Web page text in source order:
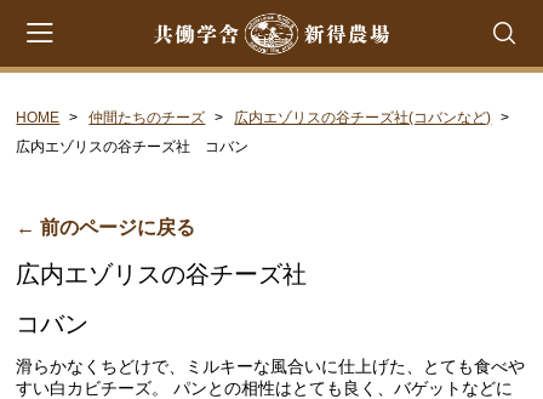
フロマージュ・フレ
シントコ
HOME 仲間たちのチーズ
広内エゾリスの谷チーズ社(コバンなど)
広内エゾリスの谷チーズ社 コバン
← 前のページに戻る
広内エゾリスの谷チーズ社
コバン
滑らかなくちどけで、ミルキーな風合いに仕上げた、とても食べや
すい白カビチーズ。 パンとの相性はとても良く、バゲットなどに